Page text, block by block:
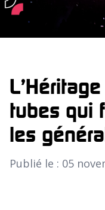
tubes qui
les
Publié le : 05